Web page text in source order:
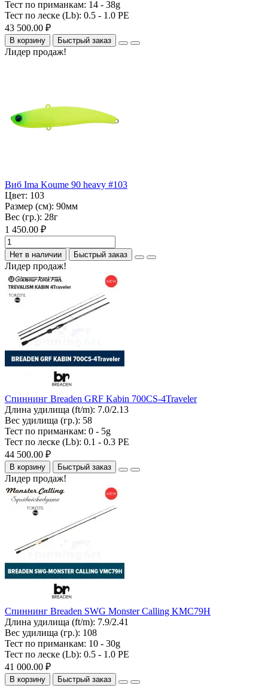
Тест по приманкам: 14 - 38g
Тест по леске (Lb): 0.5 - 1.0 PE
43 500.00 ₽
В корзину Быстрый заказ
Лидер продаж!
Виб Ima Koume 90 heavy #103
Цвет: 103
Размер (см): 90мм
Вес (гр.): 28г
1 450.00 ₽
Нет в наличии Быстрый заказ
Лидер продаж!
Спиннинг Breaden GRF Kabin 700CS-4Traveler
Длина удилища (ft/m): 7.0/2.13
Вес удилища (гр.): 58
Тест по приманкам: 0 - 5g
Тест по леске (Lb): 0.1 - 0.3 PE
44 500.00 ₽
В корзину Быстрый заказ
Лидер продаж!
Спиннинг Breaden SWG Monster Calling KMC79H
Длина удилища (ft/m): 7.9/2.41
Вес удилища (гр.): 108
Тест по приманкам: 10 - 30g
Тест по леске (Lb): 0.5 - 1.0 PE
41 000.00 ₽
В корзину Быстрый заказ